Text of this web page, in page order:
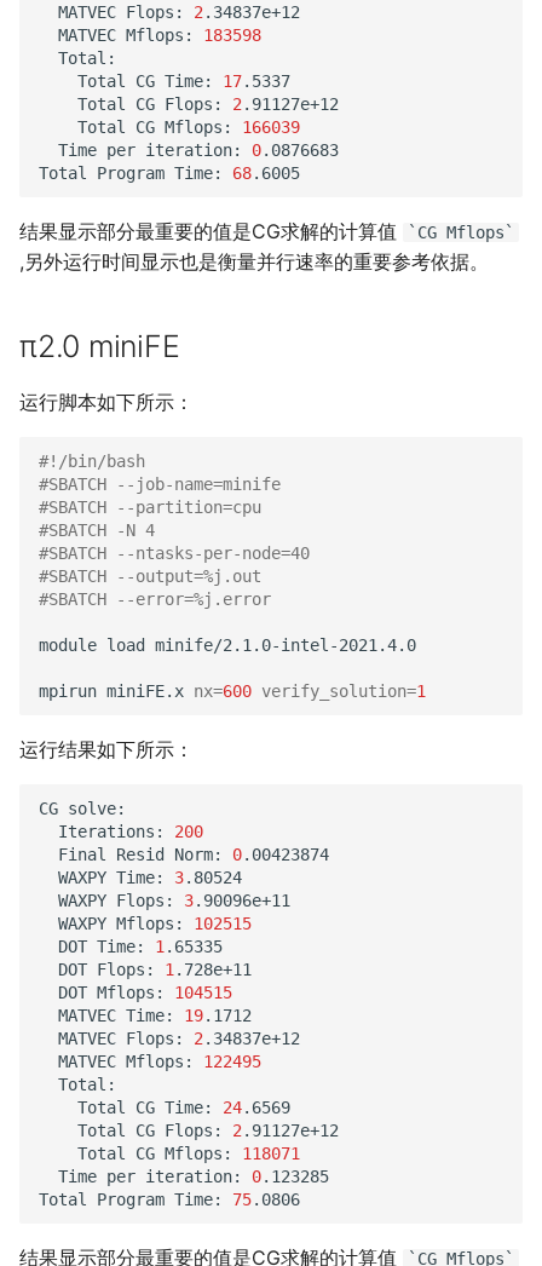
MATVEC Flops: 2
MATVEC Mflops:
183598
Total
CG Time: 17
Total
CG Flops: 2
Total
CG Mflops:
166039
Time per iteration: 0.0876683
Total
Program Time: 68
结果显示部分最重要的值是CG求解的计算值 `CG Mflops`
,另外运行时间显示也是衡量并行速率的重要参考依据。
π2.0 miniFE
运行脚本如下所示：
#!/bin/bash
#SBATCH --job-name=minife
#SBATCH --partition=cpu
#SBATCH -N 4
#SBATCH --ntasks-per-node=40
#SBATCH --output=%j.out
#SBATCH --error=%j.error
module load minife/2.1.0-intel-2021.4.0
mpirun miniFE.x nx=600 verify_solution=1
运行结果如下所示：
CG
Iterations:
200
Final
Resid Norm: 0
WAXPY Time: 3
WAXPY Flops: 3
WAXPY Mflops:
102515
DOT Time: 1
DOT Flops: 1
DOT Mflops:
104515
MATVEC Time: 19
MATVEC Flops: 2
MATVEC Mflops:
122495
Total
CG Time: 24
Total
CG Flops: 2
Total
CG Mflops:
118071
Time per iteration: 0.123285
Total
Program Time: 75
结果显示部分最重要的值是CG求解的计算值 `CG Mflops`